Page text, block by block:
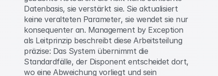
Datenbasis, sie verstärkt sie. Sie aktualisiert
keine veralteten Parameter, sie wendet sie nur
konsequenter an. Management by Exception
als Leitprinzip beschreibt diese Arbeitsteilung
präzise: Das System übernimmt die
Standardfälle, der Disponent entscheidet dort,
wo eine Abweichung vorliegt und sein